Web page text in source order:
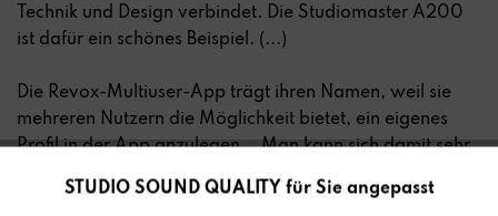
Technik und Design verbindet. Die Studiomaster A200
ist dafür ein schönes Beispiel. (...)
Die Revox-Multiuser-App trägt ihren Namen, weil sie
mehreren Nutzern die Möglichkeit bietet, ein eigenes
Profil in der App anzulegen... Man kann sich damit sehr
überflüssigen Ballast aufbauen.
Funktionale Aktiv
STUDIO SOUND QUALITY für Sie angepasst